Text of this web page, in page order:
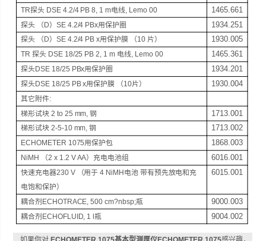
TR探头 DSE 4.2/4 PB 8, 1 m电线, Lemo 00 1465.661
探头 （D）SE 4.2/4 PBx用保护圈 1934.251
探头 （D）SE 4.2/4 PB x用保护膜 （10 片） 1930.005
TR探头 DSE 18/25 PB 2, 1 m 电线, Lemo 00 1465.361
探头DSE 18/25 PBx用保护圈 1934.201
探头DSE 18/25 PB x用保护膜 （10片） 1930.004
其它附件:
梯形试块 2 to 25 mm ,钢 1713.001
梯形试块2-5-10 mm,钢 1713.002
ECHOMETER 1075用保护包 1868.003
NiMH （2 x 1.2 V AA）充电电池组 6016.001
快速充电器230 V（用于4 NiMH 电池 带有预先放电和充
电饱和保护）
6015.001
耦合剂 ECHOTRACE, 500 cm?nbsp;瓶 9000.003
耦合剂 ECHOFLUID, 1 l瓶 9004.002